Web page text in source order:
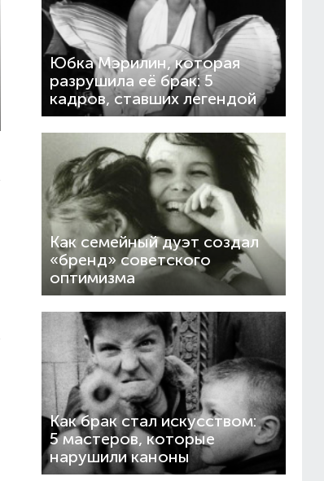
Юбка Мэрилин, которая
разрушила её брак: 5
кадров, ставших легендой
Как семейный дуэт создал
«бренд» советского
оптимизма
Как брак стал искусством:
5 мастеров, которые
нарушили каноны